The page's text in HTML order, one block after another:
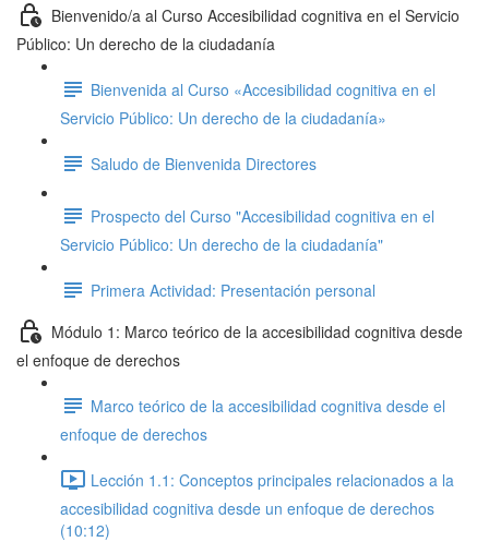
Bienvenido/a al Curso Accesibilidad cognitiva en el Servicio
Público: Un derecho de la ciudadanía
Bienvenida al Curso «Accesibilidad cognitiva en el
Servicio Público: Un derecho de la ciudadanía»
Saludo de Bienvenida Directores
Prospecto del Curso "Accesibilidad cognitiva en el
Servicio Público: Un derecho de la ciudadanía"
Primera Actividad: Presentación personal
Módulo 1: Marco teórico de la accesibilidad cognitiva desde
el enfoque de derechos
Marco teórico de la accesibilidad cognitiva desde el
enfoque de derechos
Lección 1.1: Conceptos principales relacionados a la
accesibilidad cognitiva desde un enfoque de derechos
(10:12)